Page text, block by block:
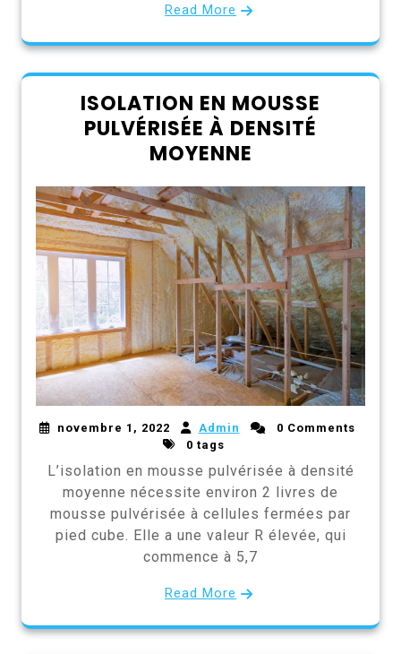
Read More
ISOLATION EN MOUSSE
PULVÉRISÉE À DENSITÉ
MOYENNE
novembre 1, 2022 Admin
0 Comments
0 tags
L’isolation en mousse pulvérisée à densité
moyenne nécessite environ 2 livres de
mousse pulvérisée à cellules fermées par
pied cube. Elle a une valeur R élevée, qui
commence à 5,7
Read More